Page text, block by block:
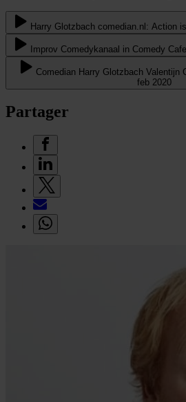
Harry Glotzbach comedian.nl: Action
Improv Comedykanaal in Comedy
Comedian Harry Glotzbach Valentijn
feb 2020
Partager